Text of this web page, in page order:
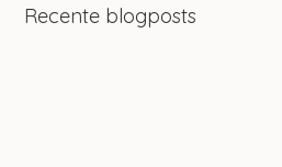
Recente blogposts